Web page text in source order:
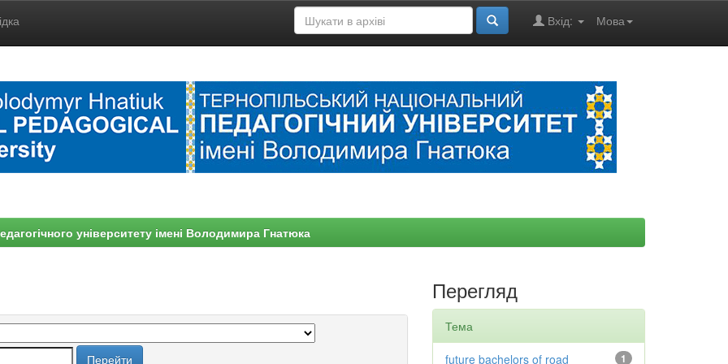
Мова
Вхід:
університету імені Володимира Гнатюка
Перегляд
Тема
1
future bachelors of road